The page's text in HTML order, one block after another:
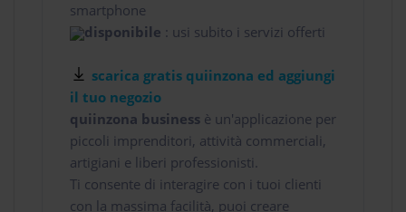
smartphone
disponibile : usi subito i servizi offerti
scarica gratis quiinzona ed aggiungi
il tuo negozio
quiinzona business è un'applicazione per
piccoli imprenditori, attività commerciali,
artigiani e liberi professionisti.
Ti consente di interagire con i tuoi clienti
con la massima facilità, puoi creare